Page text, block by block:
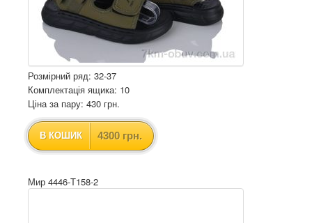
Розмірний ряд: 32-37
Комплектація ящика: 10
Ціна за пару: 430 грн.
В КОШИК 4300 грн.
Мир 4446-T158-2